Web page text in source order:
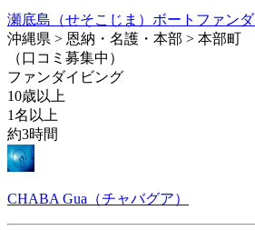
瀬底島（せそこじま）ボートファン
沖縄県 > 恩納・名護・本部 > 本部町
（口コミ募集中）
ファンダイビング
10歳以上
1名以上
約3時間
CHABA Gua（チャバグア）